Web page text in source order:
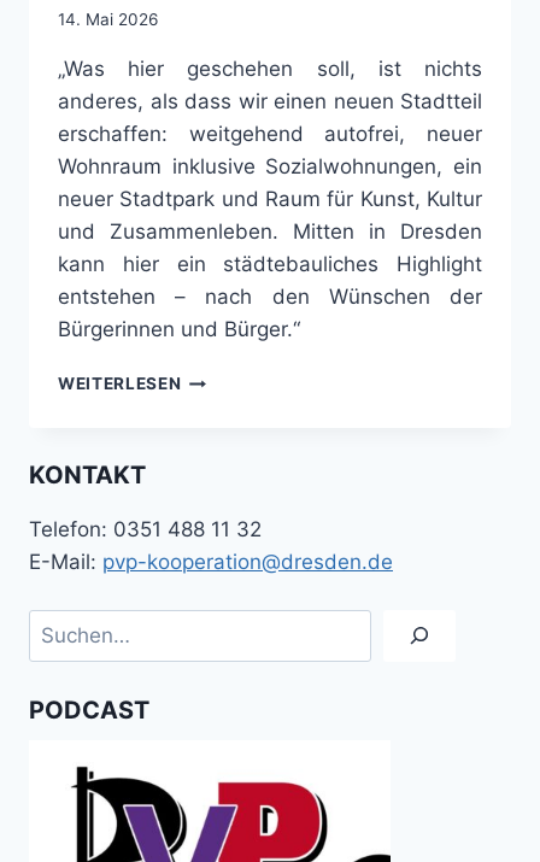
14. Mai 2026
„Was hier geschehen soll, ist nichts
anderes, als dass wir einen neuen Stadtteil
erschaffen: weitgehend autofrei, neuer
Wohnraum inklusive Sozialwohnungen, ein
neuer Stadtpark und Raum für Kunst, Kultur
und Zusammenleben. Mitten in Dresden
kann hier ein städtebauliches Highlight
entstehen – nach den Wünschen der
Bürgerinnen und Bürger.“
WEITERLESEN LEIPZIGER
MACHT
WEG
FÜR
ZUKUNFT
KONTAKT
Telefon: 0351 488 11 32
E-Mail: pvp-kooperation@dresden.de
Suchen
PODCAST